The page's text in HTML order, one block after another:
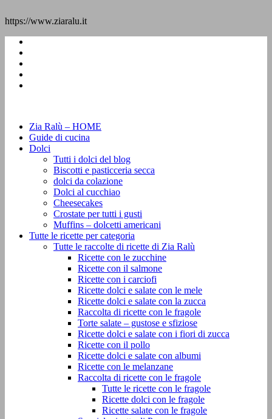
https://www.ziaralu.it
Zia Ralù – HOME
Guide di cucina
Dolci
Tutti i dolci del blog
Biscotti e pasticceria secca
dolci da colazione
Dolci al cucchiao
Cheesecakes
Crostate per tutti i gusti
Muffins – dolcetti americani
Tutte le ricette per categoria
Tutte le raccolte di ricette di Zia Ralù
Ricette con le zucchine
Ricette con il salmone
Ricette con i carciofi
Ricette dolci e salate con le mele
Ricette dolci e salate con la zucca
Raccolta di ricette con le fragole
Torte salate – gustose e sfiziose
Ricette dolci e salate con i fiori di zucca
Ricette con il pollo
Ricette dolci e salate con albumi
Ricette con le melanzane
Raccolta di ricette con le fragole
Tutte le ricette con le fragole
Ricette dolci con le fragole
Ricette salate con le fragole